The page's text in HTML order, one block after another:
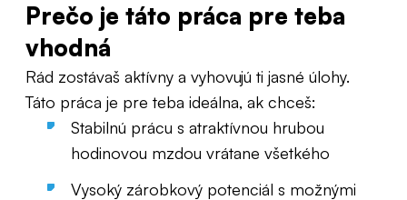
Prečo je táto práca pre teba
vhodná
Rád zostávaš aktívny a vyhovujú ti jasné úlohy.
Táto práca je pre teba ideálna, ak chceš:
Stabilnú prácu s atraktívnou hrubou
hodinovou mzdou vrátane všetkého
Vysoký zárobkový potenciál s možnými